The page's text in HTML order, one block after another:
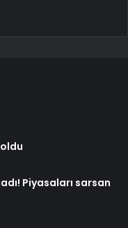
Piyasaları sarsan